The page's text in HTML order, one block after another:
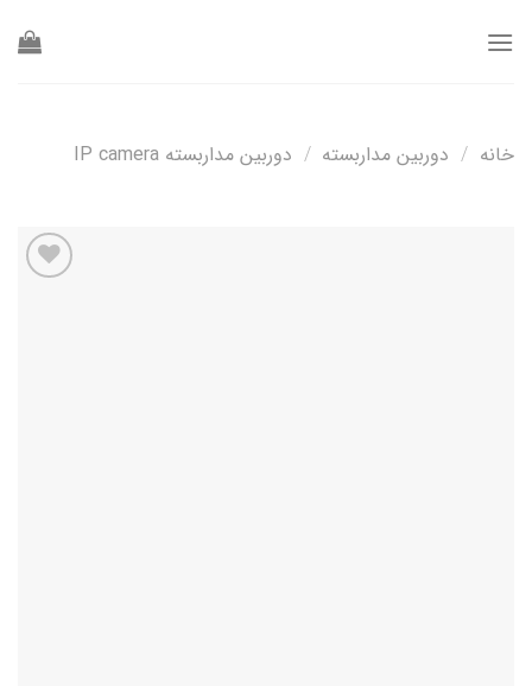
خانه / دوربین مداربسته / دوربین مداربسته IP camera